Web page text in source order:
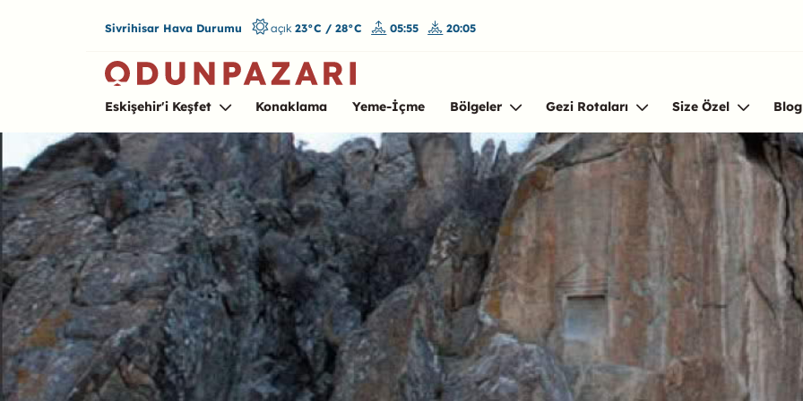
Sivrihisar Hava Durumu açık 23°C / 28°C 05:55 20:05
Eskişehir'i Keşfet Konaklama Yeme-İçme Bölgeler Gezi Rotaları Size Özel Blog